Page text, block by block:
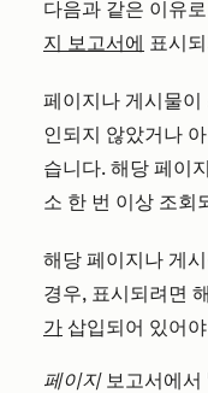
다음과 같은 이유
지 보고서에 표시
페이지나 게시물이
인되지 않았거나
습니다. 해당 페이
소 한 번 이상 조회
해당 페이지나 게
경우, 표시되려면
가 삽입되어 있어
페이지보고서에서